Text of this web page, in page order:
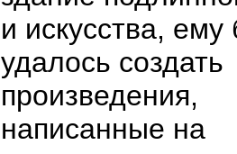
и искусства,
удалось создать
произведения,
написанные на